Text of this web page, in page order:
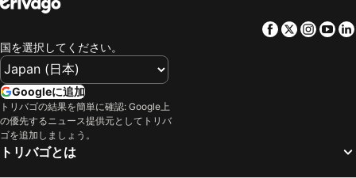
ハートンホテル西梅田
ホテル京阪 天満橋
ホテルニューオータニ大阪
東横INNあべの天王寺
ホテル ヒラリーズ
ホテルサンプラザ 2 アネックス
ホテル阪急レスパイア大阪
岡山駅
栄駅
三宮駅
鈴鹿サーキット
高松駅
高野山
Facebook
Twitter
国を選択してください。
Googleに追加
トリバゴの結果を簡単に確認: Google上
の優先するニュース提供元としてトリバ
ゴを追加しましょう。
トリバゴとは